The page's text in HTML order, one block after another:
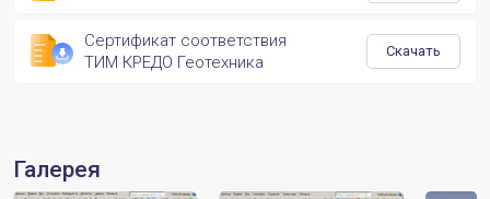
Сертификат соответствия
ТИМ КРЕДО Геотехника
Скачать
Галерея